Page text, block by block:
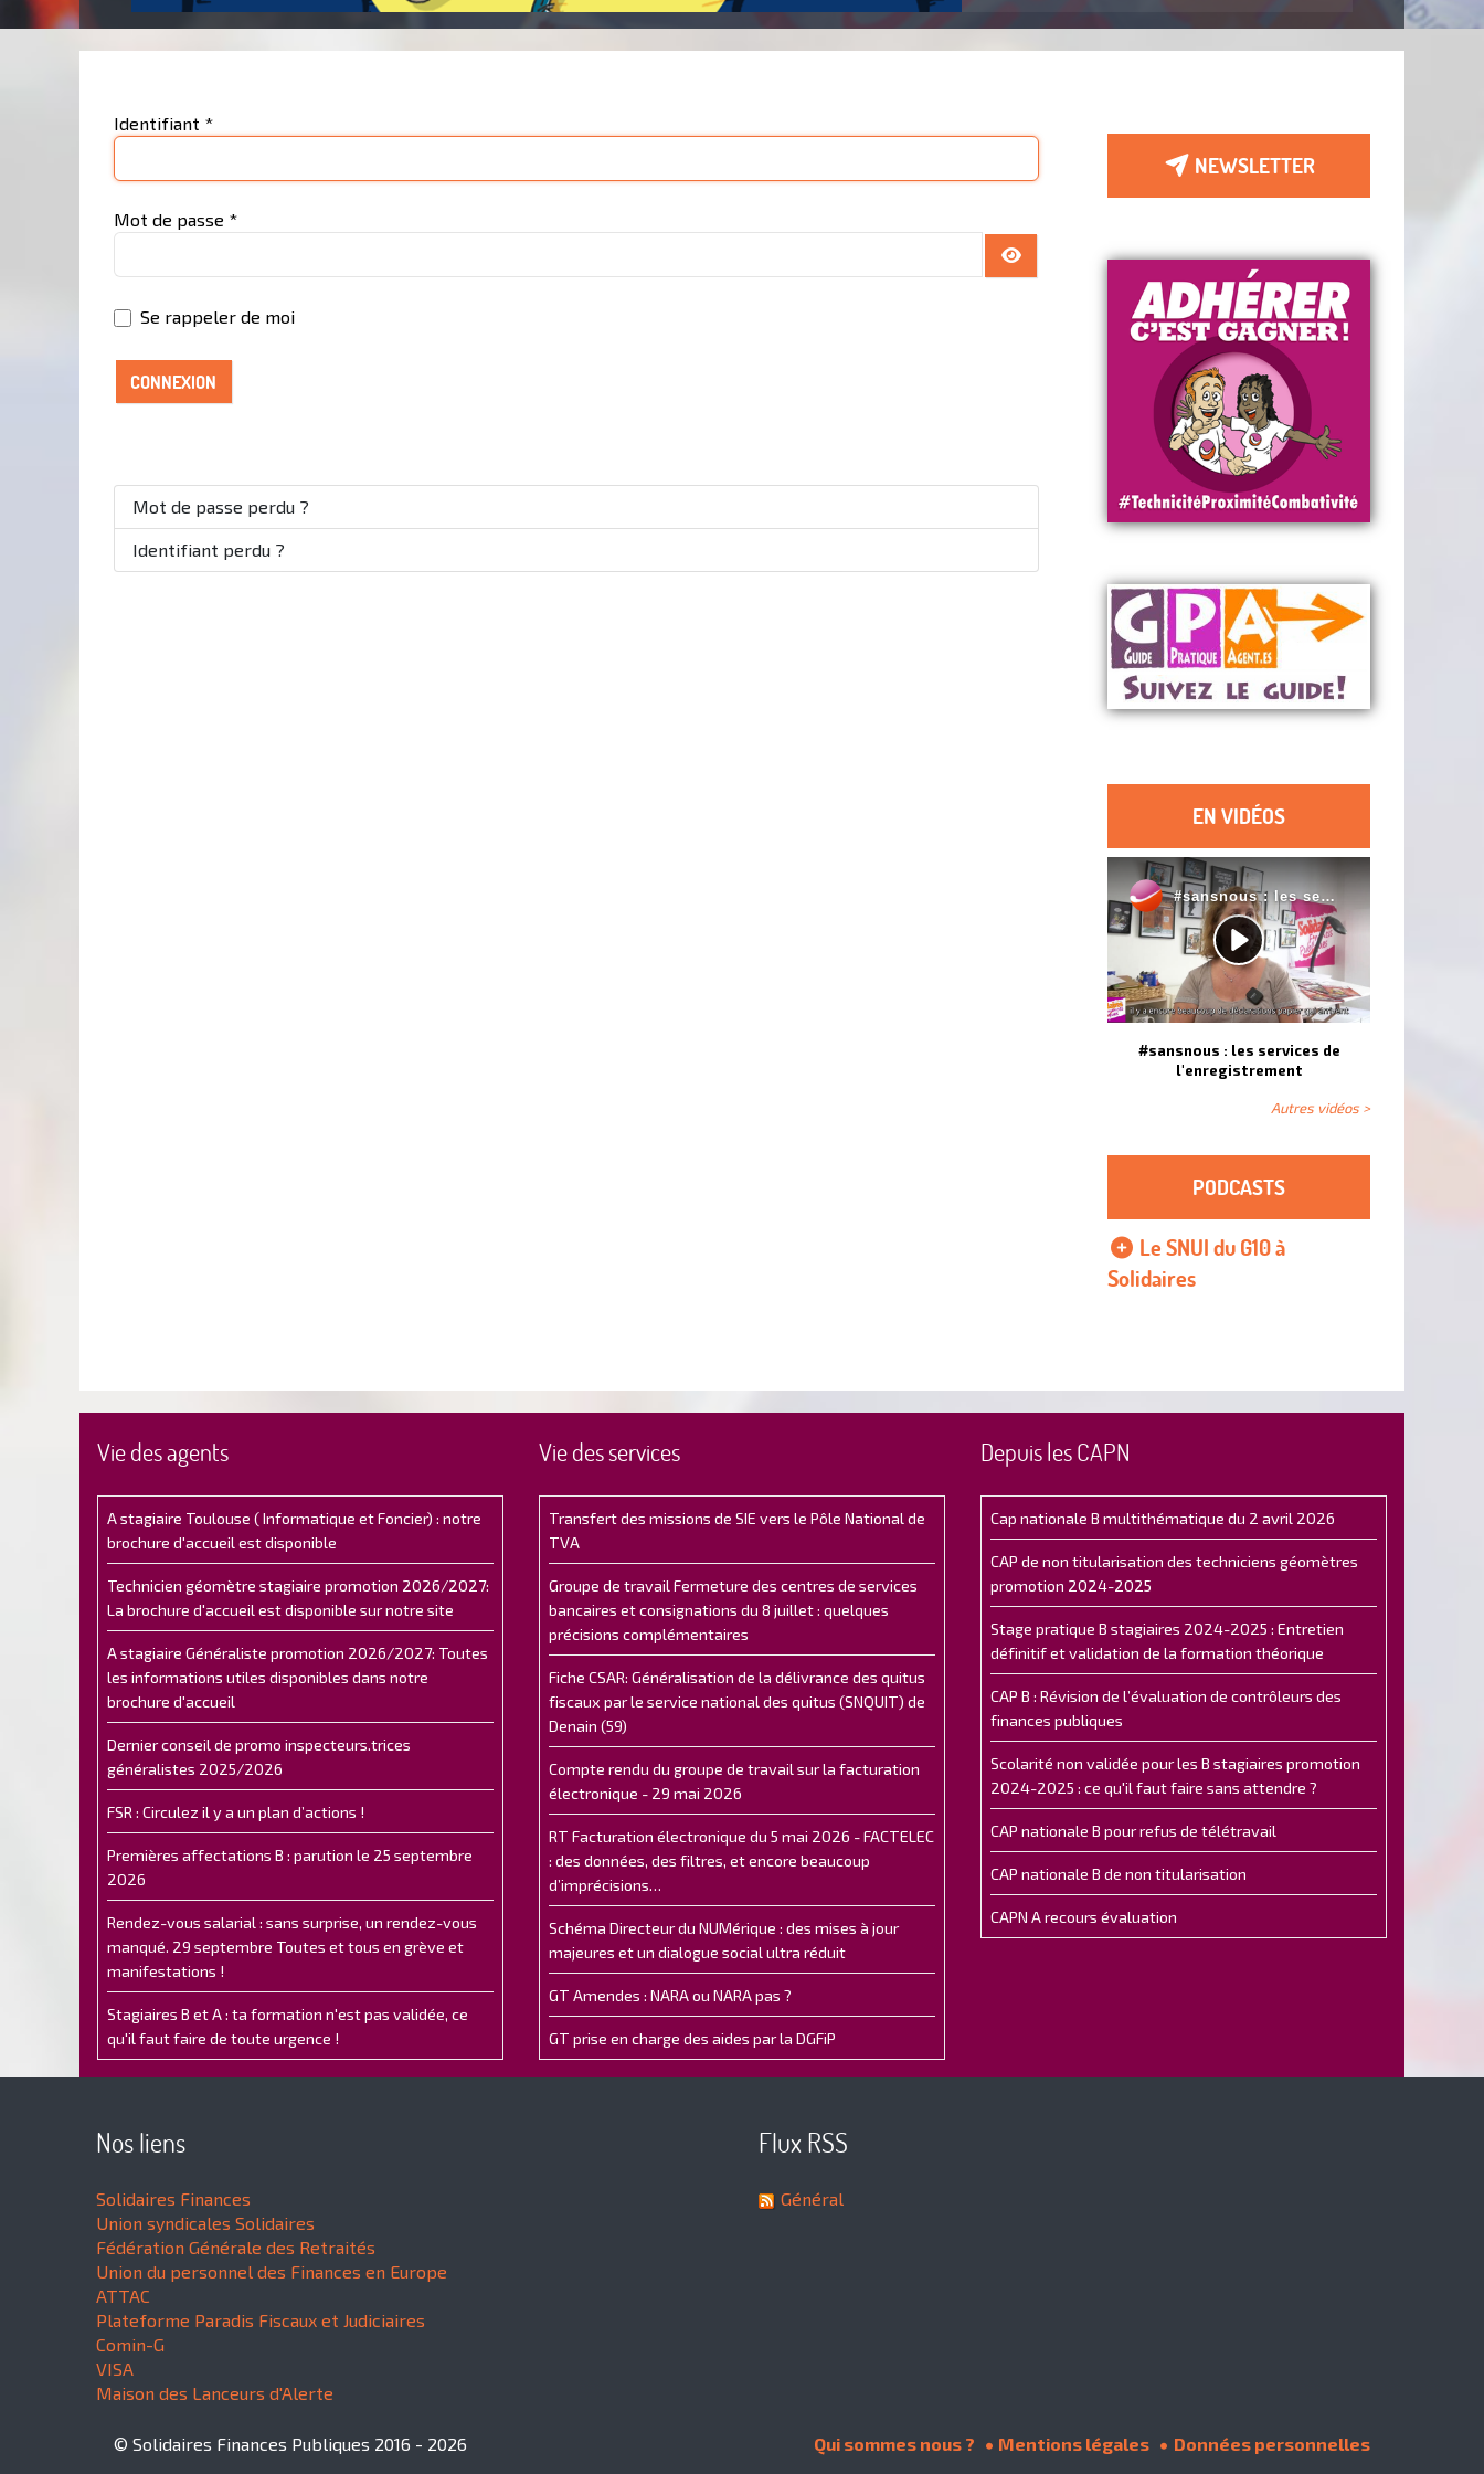
Identifiant *
Mot de passe *
AFFICHER LE MOT DE PASSE
Se rappeler de moi
CONNEXION
Mot de passe perdu ?
Identifiant perdu ?
NEWSLETTER
EN VIDÉOS
#sansnous : les services de
l'enregistrement
Autres vidéos >
PODCASTS
Le SNUI du G10 à
Solidaires
Vie des agents
A stagiaire Toulouse ( Informatique et Foncier) : notre
brochure d'accueil est disponible
Technicien géomètre stagiaire promotion 2026/2027:
La brochure d'accueil est disponible sur notre site
A stagiaire Généraliste promotion 2026/2027: Toutes
les informations utiles disponibles dans notre
brochure d'accueil
Dernier conseil de promo inspecteurs.trices
généralistes 2025/2026
FSR : Circulez il y a un plan d’actions !
Premières affectations B : parution le 25 septembre
2026
Rendez-vous salarial : sans surprise, un rendez-vous
manqué. 29 septembre Toutes et tous en grève et
manifestations !
Stagiaires B et A : ta formation n'est pas validée, ce
qu'il faut faire de toute urgence !
Vie des services
Transfert des missions de SIE vers le Pôle National de
TVA
Groupe de travail Fermeture des centres de services
bancaires et consignations du 8 juillet : quelques
précisions complémentaires
Fiche CSAR: Généralisation de la délivrance des quitus
fiscaux par le service national des quitus (SNQUIT) de
Denain (59)
Compte rendu du groupe de travail sur la facturation
électronique - 29 mai 2026
RT Facturation électronique du 5 mai 2026 - FACTELEC
: des données, des filtres, et encore beaucoup
d’imprécisions…
Schéma Directeur du NUMérique : des mises à jour
majeures et un dialogue social ultra réduit
GT Amendes : NARA ou NARA pas ?
GT prise en charge des aides par la DGFiP
Depuis les CAPN
Cap nationale B multithématique du 2 avril 2026
CAP de non titularisation des techniciens géomètres
promotion 2024-2025
Stage pratique B stagiaires 2024-2025 : Entretien
définitif et validation de la formation théorique
CAP B : Révision de l’évaluation de contrôleurs des
finances publiques
Scolarité non validée pour les B stagiaires promotion
2024-2025 : ce qu'il faut faire sans attendre ?
CAP nationale B pour refus de télétravail
CAP nationale B de non titularisation
CAPN A recours évaluation
Nos liens
Solidaires Finances
Union syndicales Solidaires
Fédération Générale des Retraités
Union du personnel des Finances en Europe
ATTAC
Plateforme Paradis Fiscaux et Judiciaires
Comin-G
VISA
Maison des Lanceurs d'Alerte
Flux RSS
Général
© Solidaires Finances Publiques 2016 - 2026 Qui sommes nous ? Mentions légales Données personnelles